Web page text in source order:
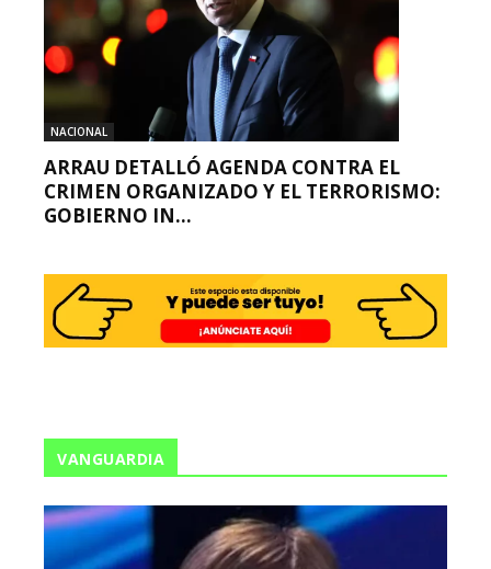
NACIONAL
ARRAU DETALLÓ AGENDA CONTRA EL
CRIMEN ORGANIZADO Y EL TERRORISMO:
GOBIERNO IN...
VANGUARDIA